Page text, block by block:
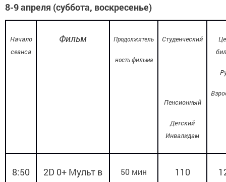
8-9 апреля (суббота, воскресенье)
Начало
сеанса
Фильм Продолжитель
ность фильма
Студенческий
Пенсионный
Детский
Инвалидам
8:50 2D 0+ Мульт в
50 мин 110